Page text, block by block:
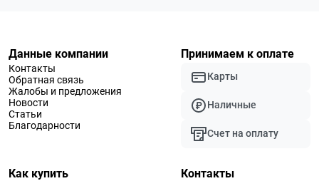
Данные компании
Контакты
Обратная связь
Жалобы и предложения
Новости
Статьи
Благодарности
Принимаем к оплате
Карты
Наличные
Счет на оплату
Как купить Контакты